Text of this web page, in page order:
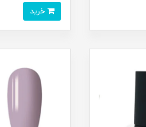
خرید